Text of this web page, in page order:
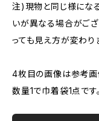
注)現物と同じ様にな
いが異なる場合がござ
っても見え方が変わり
4枚目の画像は参考画
数量1で巾着袋1点です。